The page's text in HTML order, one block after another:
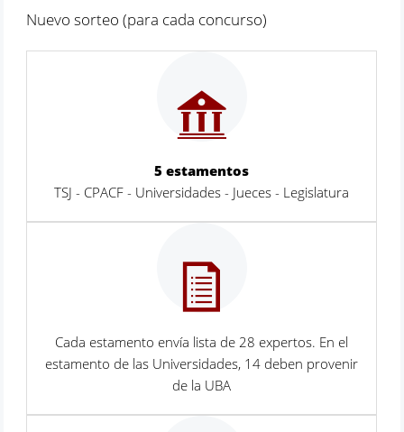
Nuevo sorteo (para cada concurso)
5 estamentos
TSJ - CPACF - Universidades - Jueces - Legislatura
Cada estamento envía lista de 28 expertos. En el
estamento de las Universidades, 14 deben provenir
de la UBA